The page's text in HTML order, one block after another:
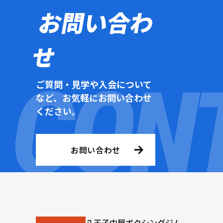
お問い合わ
せ
ご質問・見学や入会について
など、お気軽にお問い合わせ
ください。
お問い合わせ